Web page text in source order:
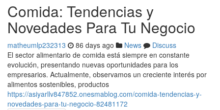
Comida: Tendencias y
Novedades Para Tu Negocio
matheumlp232313 86 days ago News
Discuss
El sector alimentario de comida está siempre en constante
evolución, presentando nuevas oportunidades para los
empresarios. Actualmente, observamos un creciente interés por
alimentos sostenibles, productos
https://asiyarllv847852.onesmablog.com/comida-tendencias-y-
novedades-para-tu-negocio-82481172